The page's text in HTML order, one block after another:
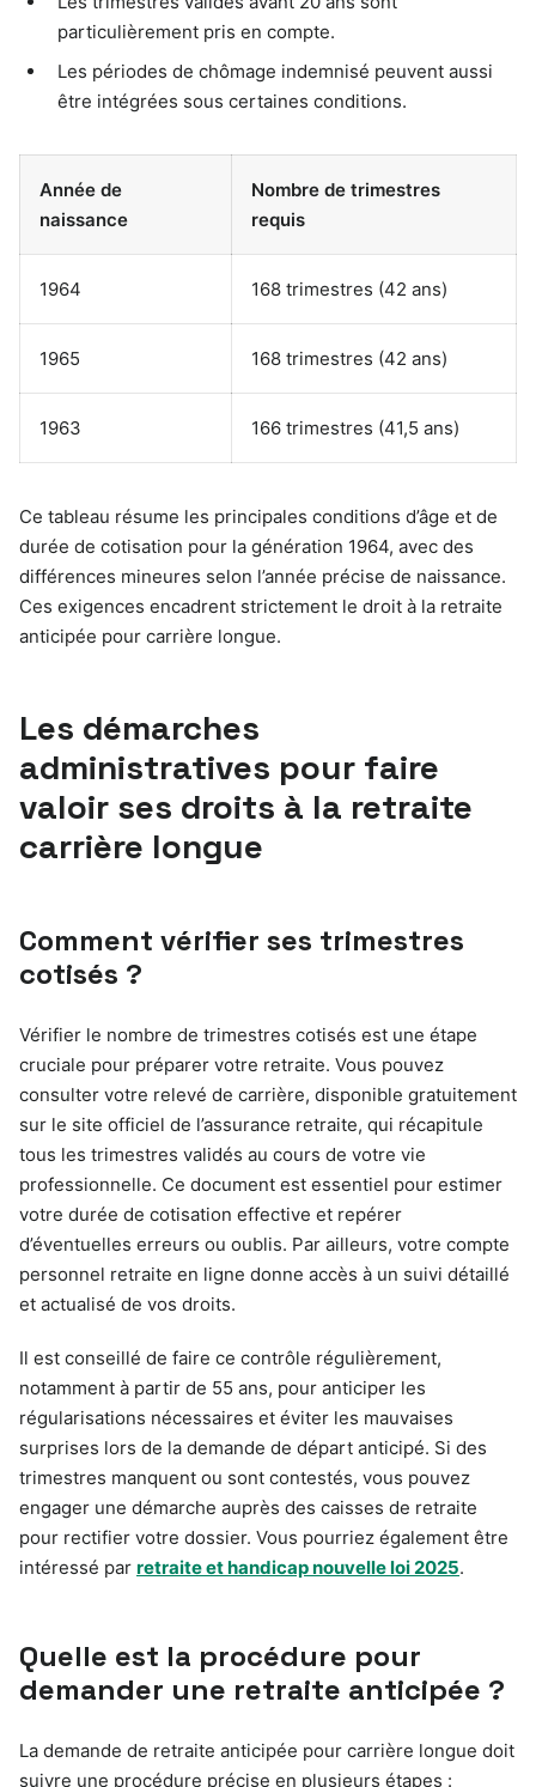
particulièrement pris en compte.
Les périodes de chômage indemnisé peuvent aussi
être intégrées sous certaines conditions.
Année de
naissance
Nombre de trimestres
requis
1964 168 trimestres (42 ans)
1965 168 trimestres (42 ans)
1963 166 trimestres (41,5 ans)
Ce tableau résume les principales conditions d’âge et de
durée de cotisation pour la génération 1964, avec des
différences mineures selon l’année précise de naissance.
Ces exigences encadrent strictement le droit à la retraite
anticipée pour carrière longue.
Les démarches
administratives pour faire
valoir ses droits à la retraite
carrière longue
Comment vérifier ses trimestres
cotisés ?
Vérifier le nombre de trimestres cotisés est une étape
cruciale pour préparer votre retraite. Vous pouvez
consulter votre relevé de carrière, disponible gratuitement
sur le site officiel de l’assurance retraite, qui récapitule
tous les trimestres validés au cours de votre vie
professionnelle. Ce document est essentiel pour estimer
votre durée de cotisation effective et repérer
d’éventuelles erreurs ou oublis. Par ailleurs, votre compte
personnel retraite en ligne donne accès à un suivi détaillé
et actualisé de vos droits.
Il est conseillé de faire ce contrôle régulièrement,
notamment à partir de 55 ans, pour anticiper les
régularisations nécessaires et éviter les mauvaises
surprises lors de la demande de départ anticipé. Si des
trimestres manquent ou sont contestés, vous pouvez
engager une démarche auprès des caisses de retraite
pour rectifier votre dossier. Vous pourriez également être
intéressé par retraite et handicap nouvelle loi 2025.
Quelle est la procédure pour
demander une retraite anticipée ?
La demande de retraite anticipée pour carrière longue doit
suivre une procédure précise en plusieurs étapes :